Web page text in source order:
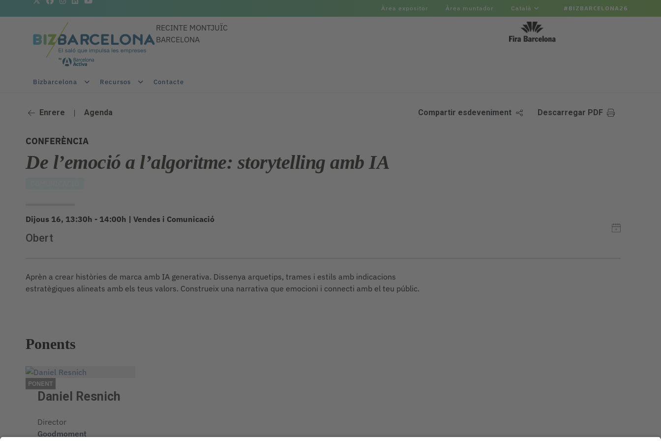
Àrea expositor Àrea muntador Català #BIZBARCELONA26
RECINTE MONTJUÏC
BARCELONA
Bizbarcelona Recursos Contacte
Enrere | Agenda Compartir esdeveniment Descarregar PDF
CONFERÈNCIA
De l’emoció a l’algoritme: storytelling amb IA
Dijous 16, 13:30h - 14:00h | Vendes i Comunicació
Obert
Aprèn a crear històries de marca amb IA generativa. Dissenya arquetips, trames i estils amb indicacions
estratègiques alineats amb els teus valors. Construeix una narrativa que emocioni i connecti amb el teu públic.
Ponents
PONENT
Daniel Resnich
Director
Goodmoment